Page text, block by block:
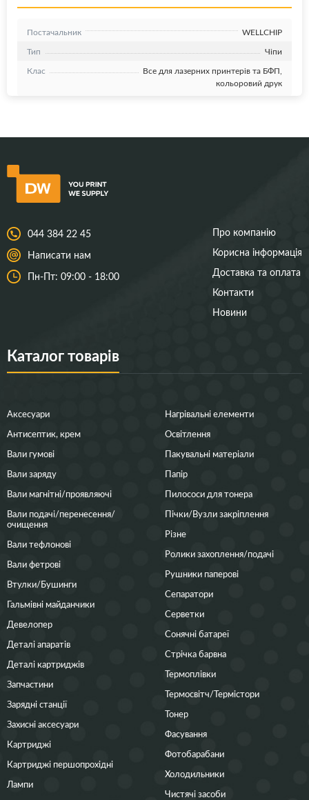
Постачальник
WELLCHIP
Тип
Чіпи
Клас
Все для лазерних принтерів та БФП,
кольоровий друк
044 384 22 45
Написати нам
Пн-Пт: 09:00 - 18:00
Про компанію
Корисна інформація
Доставка та оплата
Контакти
Новини
Каталог товарів
Аксесуари
Антисептик, крем
Вали гумові
Вали заряду
Вали магнітні/проявляючі
Вали подачі/перенесення/
очищення
Вали тефлонові
Вали фетрові
Втулки/Бушинги
Гальмівні майданчики
Девелопер
Деталі апаратів
Деталі картриджів
Запчастини
Зарядні станції
Захисні аксесуари
Картриджі
Картриджі першопрохідні
Лампи
Нагрівальні елементи
Освітлення
Пакувальні матеріали
Папір
Пилососи для тонера
Пічки/Вузли закріплення
Різне
Ролики захоплення/подачі
Рушники паперові
Сепаратори
Серветки
Сонячні батареї
Стрічка барвна
Термоплівки
Термосвітч/Термістори
Тонер
Фасування
Фотобарабани
Холодильники
Чистячі засоби